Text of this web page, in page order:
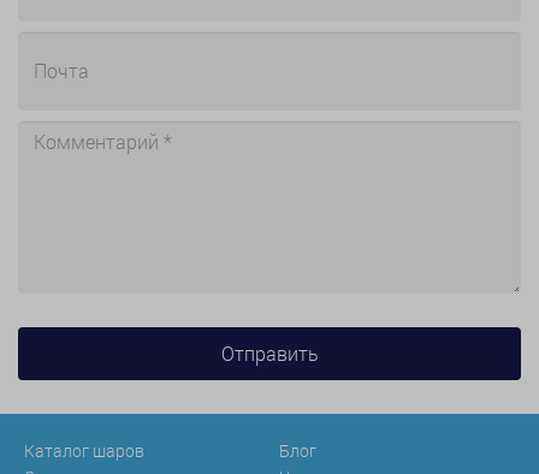
Каталог шаров
Блог